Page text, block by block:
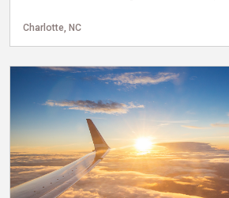
Charlotte, NC